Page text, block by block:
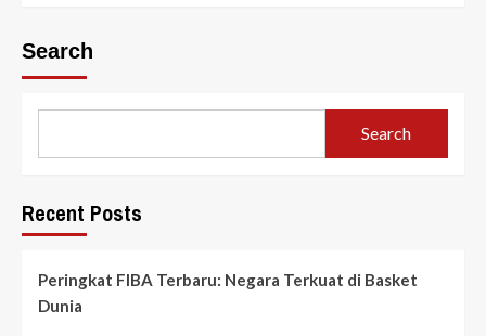
Search
Search
Recent Posts
Peringkat FIBA Terbaru: Negara Terkuat di Basket
Dunia